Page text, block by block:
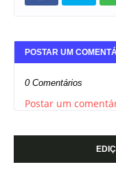
POSTAR UM
0 Comentários
Postar um